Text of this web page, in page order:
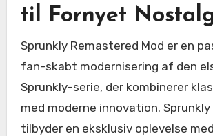
til Fornyet
Sprunkly Remastered Mod er en passioneret
fan-skabt modernisering af den
Sprunkly-serie, der kombinerer
med moderne innovation.
tilbyder en eksklusiv oplevelse